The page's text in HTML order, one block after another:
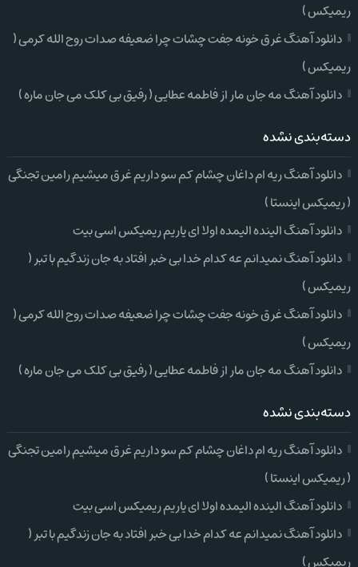
ریمیکس )
دانلود آهنگ غرق خونه جفت چشات چرا ضعیفه صدات روح الله کرمی (
ریمیکس )
دانلود آهنگ مه جان مار از فاطمه عطایی ( رفیق بی کلک می جان ماره )
دسته‌بندی نشده
دانلود آهنگ ریه ام داغان چشام کم سو داریم غرق میشیم رامین تجنگی
( ریمیکس اینستا )
دانلود آهنگ الینده الیمده اولا ای یاریم ریمیکس اسی بیت
دانلود آهنگ نمیدانم عه کدام خدا بی خبر افتاد به جان زندگیم با تبر (
ریمیکس )
دانلود آهنگ غرق خونه جفت چشات چرا ضعیفه صدات روح الله کرمی (
ریمیکس )
دانلود آهنگ مه جان مار از فاطمه عطایی ( رفیق بی کلک می جان ماره )
دسته‌بندی نشده
دانلود آهنگ ریه ام داغان چشام کم سو داریم غرق میشیم رامین تجنگی
( ریمیکس اینستا )
دانلود آهنگ الینده الیمده اولا ای یاریم ریمیکس اسی بیت
دانلود آهنگ نمیدانم عه کدام خدا بی خبر افتاد به جان زندگیم با تبر (
ریمیکس )